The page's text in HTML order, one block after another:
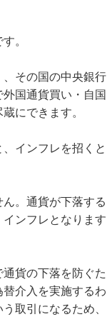
す。
その国の中央銀行
国通貨買い・自国
にできます。
インフレを招くと
。通貨が下落する
ンフレとなります
貨の下落を防ぐた
介入を実施するわ
取引になるため、